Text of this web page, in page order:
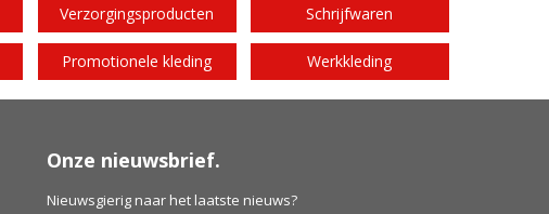
Verzorgingsproducten Schrijfwaren
Promotionele kleding Werkkleding
Onze nieuwsbrief.
Nieuwsgierig naar het laatste nieuws?